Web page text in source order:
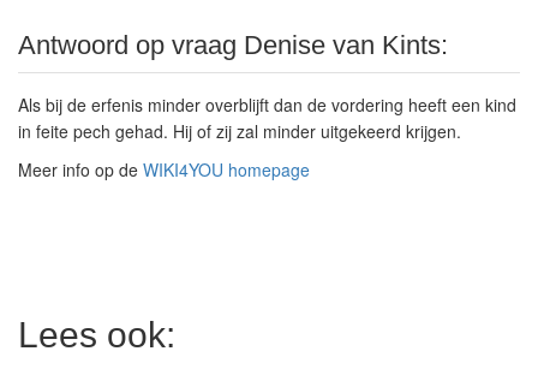
Antwoord op vraag Denise van Kints:
Als bij de erfenis minder overblijft dan de vordering heeft een kind
in feite pech gehad. Hij of zij zal minder uitgekeerd krijgen.
Meer info op de WIKI4YOU homepage
Lees ook: